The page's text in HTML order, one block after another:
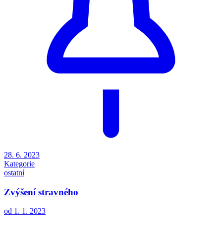
28. 6. 2023
Kategorie
ostatní
Zvýšení stravného
od 1. 1. 2023